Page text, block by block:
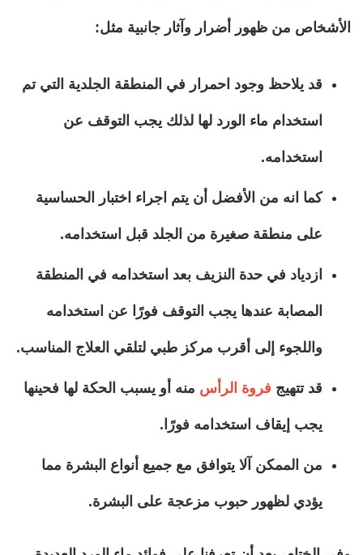
الأشخاص من ظهور أضرار وآثار جانبية مثل:
قد يلاحظ وجود احمرار في المنطقة الجلدية التي تم
استخدام ماء الورد لها لذلك يجب التوقف عن
استخدامه.
كما انه من الأفضل أن يتم اجراء اختبار الحساسية
على منطقة صغيرة من الجلد قبل استخدامه.
ازدياد في حدة النزيف بعد استخدامه في المنطقة
المصابة عندها يجب التوقف فورًا عن استخدامه
واللجوء إلى أقرب مركز طبي لتلقي العلاج المناسب.
قد تتهيج فروة الرأس منه أو يسبب الحكة لها فحينها
يجب إيقاف استخدامه فورًا.
من الممكن آلا يتوافق مع جميع أنواع البشرة مما
يؤدي لظهور حبوب مزعجة على البشرة.